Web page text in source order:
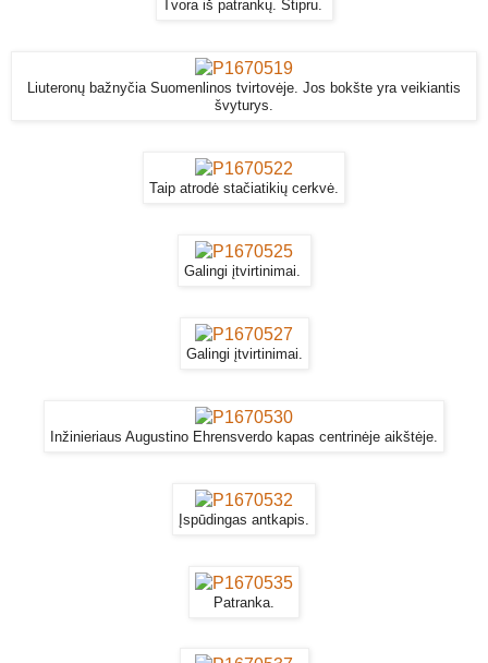
Tvora iš patrankų. Stipru.
Liuteronų bažnyčia Suomenlinos tvirtovėje. Jos bokšte yra veikiantis
švyturys.
Taip atrodė stačiatikių cerkvė.
Galingi įtvirtinimai.
Galingi įtvirtinimai.
Inžinieriaus Augustino Ehrensverdo kapas centrinėje aikštėje.
Įspūdingas antkapis.
Patranka.